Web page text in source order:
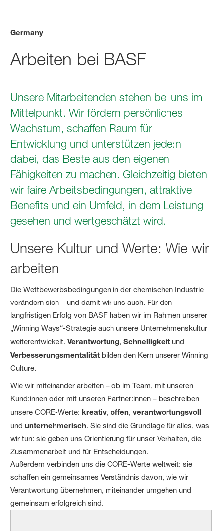
Germany
Arbeiten bei BASF
Unsere Mitarbeitenden stehen bei uns im
Mittelpunkt. Wir fördern persönliches
Wachstum, schaffen Raum für
Entwicklung und unterstützen jede:n
dabei, das Beste aus den eigenen
Fähigkeiten zu machen. Gleichzeitig bieten
wir faire Arbeitsbedingungen, attraktive
Benefits und ein Umfeld, in dem Leistung
gesehen und wertgeschätzt wird.
Unsere Kultur und Werte: Wie wir
arbeiten
Die Wettbewerbsbedingungen in der chemischen Industrie
verändern sich – und damit wir uns auch. Für den
langfristigen Erfolg von BASF haben wir im Rahmen unserer
„Winning Ways“-Strategie auch unsere Unternehmenskultur
weiterentwickelt.Verantwortung,Schnelligkeit und
Verbesserungsmentalität bilden den Kern unserer Winning
Culture.
Wie wir miteinander arbeiten – ob im Team, mit unseren
Kund:innen oder mit unseren Partner:innen – beschreiben
unsere CORE-Werte: kreativ,offen,verantwortungsvoll
undunternehmerisch. Sie sind die Grundlage für alles, was
wir tun: sie geben uns Orientierung für unser Verhalten, die
Zusammenarbeit und für Entscheidungen.
Außerdem verbinden uns die CORE‑Werte weltweit: sie
schaffen ein gemeinsames Verständnis davon, wie wir
Verantwortung übernehmen, miteinander umgehen und
gemeinsam erfolgreich sind.